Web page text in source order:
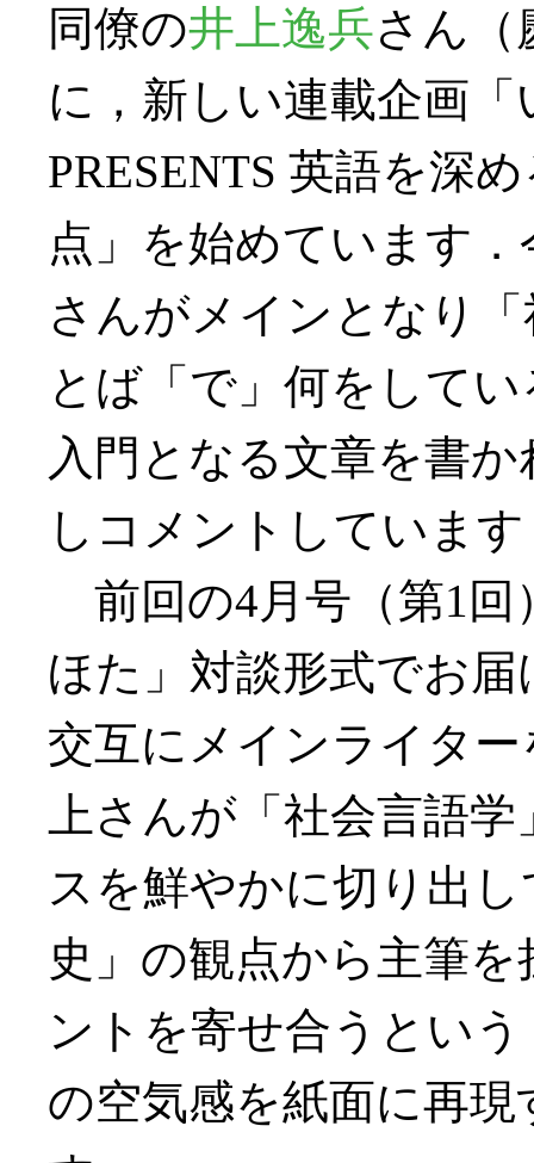
同僚の井上逸兵さん（
に，新しい連載企画
PRESENTS 英語を深
点」を始めています
さんがメインとなり
とば「で」何をして
入門となる文章を書
しコメントしていま
前回の4月号（第1回
ほた」対談形式でお
交互にメインライタ
上さんが「社会言語学
スを鮮やかに切り出
史」の観点から主筆
ントを寄せ合うとい
の空気感を紙面に再